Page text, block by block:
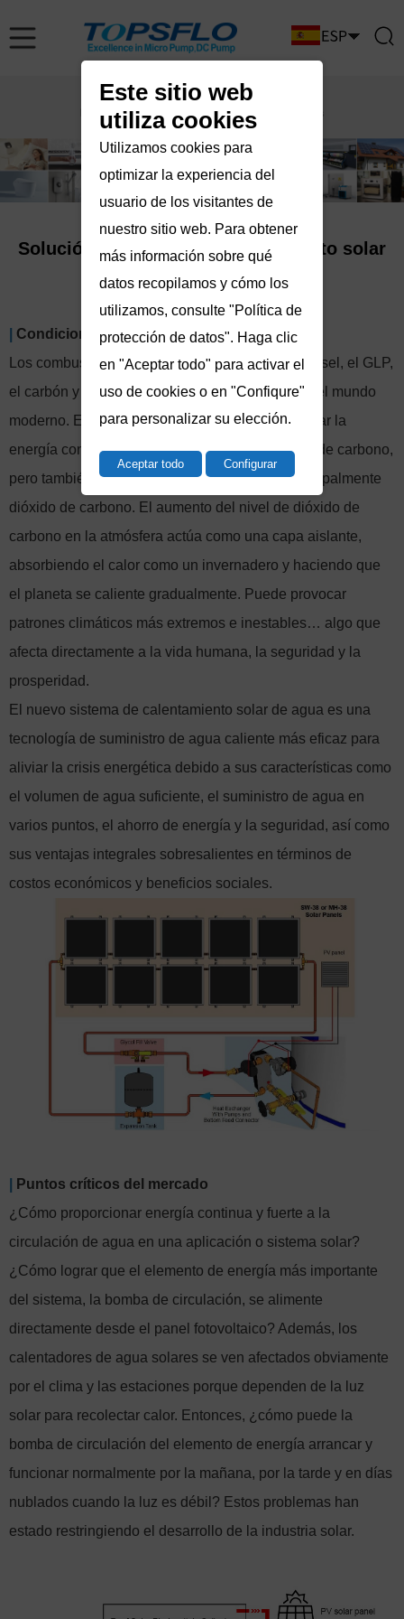
Solución de bomba de calentamiento solar
Condiciones básicas del mercado
Los combustibles fósiles como la gasolina, el diésel, el GLP,
el carbón y el gas natural alimentan gran parte del mundo
moderno. Estos materiales se queman para liberar la
energía contenida en los enlaces de los átomos de carbono,
pero también tienen subproductos nocivos, principalmente
dióxido de carbono. El aumento del nivel de dióxido de
carbono en la atmósfera actúa como una capa aislante,
absorbiendo el calor como un invernadero y haciendo que
el planeta se caliente gradualmente. Puede provocar
patrones climáticos más extremos e inestables… algo que
afecta directamente a la vida humana, la seguridad y la
prosperidad.
El nuevo sistema de calentamiento solar de agua es una
tecnología de suministro de agua caliente más eficaz para
aliviar la crisis energética debido a sus características como
el volumen de agua suficiente, el suministro de agua en
varios puntos, el ahorro de energía y la seguridad, así como
sus ventajas integrales sobresalientes en términos de
costos económicos y beneficios sociales.
Puntos críticos del mercado
¿Cómo proporcionar energía continua y fuerte a la
circulación de agua en una aplicación o sistema solar?
¿Cómo lograr que el elemento de energía más importante
del sistema, la bomba de circulación, se alimente
directamente desde el panel fotovoltaico? Además, los
calentadores de agua solares se ven afectados obviamente
por el clima y las estaciones porque dependen de la luz
solar para recolectar calor. Entonces, ¿cómo puede la
bomba de circulación del elemento de energía arrancar y
funcionar normalmente por la mañana, por la tarde y en días
nublados cuando la luz es débil? Estos problemas han
estado restringiendo el desarrollo de la industria solar.
Este sitio web
utiliza cookies
Utilizamos cookies para
optimizar la experiencia del
usuario de los visitantes de
nuestro sitio web. Para obtener
más información sobre qué
datos recopilamos y cómo los
utilizamos, consulte "Política de
protección de datos". Haga clic
en "Aceptar todo" para activar el
uso de cookies o en "Confiqure"
para personalizar su elección.
Aceptar todo Configurar